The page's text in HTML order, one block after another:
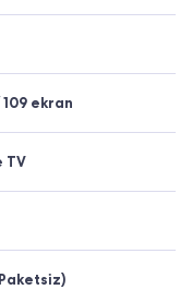
ekran
TV